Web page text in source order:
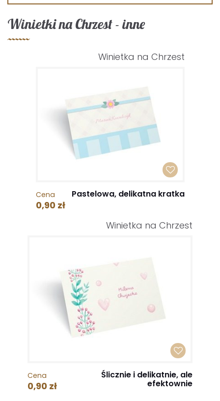
Winietki na Chrzest - inne
Winietka na Chrzest
Cena
0,90 zł
Pastelowa, delikatna kratka
Winietka na Chrzest
Cena
0,90 zł
Ślicznie i delikatnie, ale
efektownie